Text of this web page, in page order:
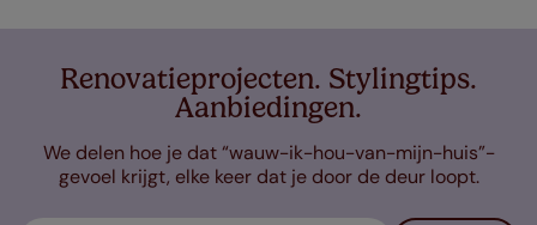
Renovatieprojecten. Stylingtips.
Aanbiedingen.
We delen hoe je dat “wauw-ik-hou-van-mijn-huis”-
gevoel krijgt, elke keer dat je door de deur loopt.